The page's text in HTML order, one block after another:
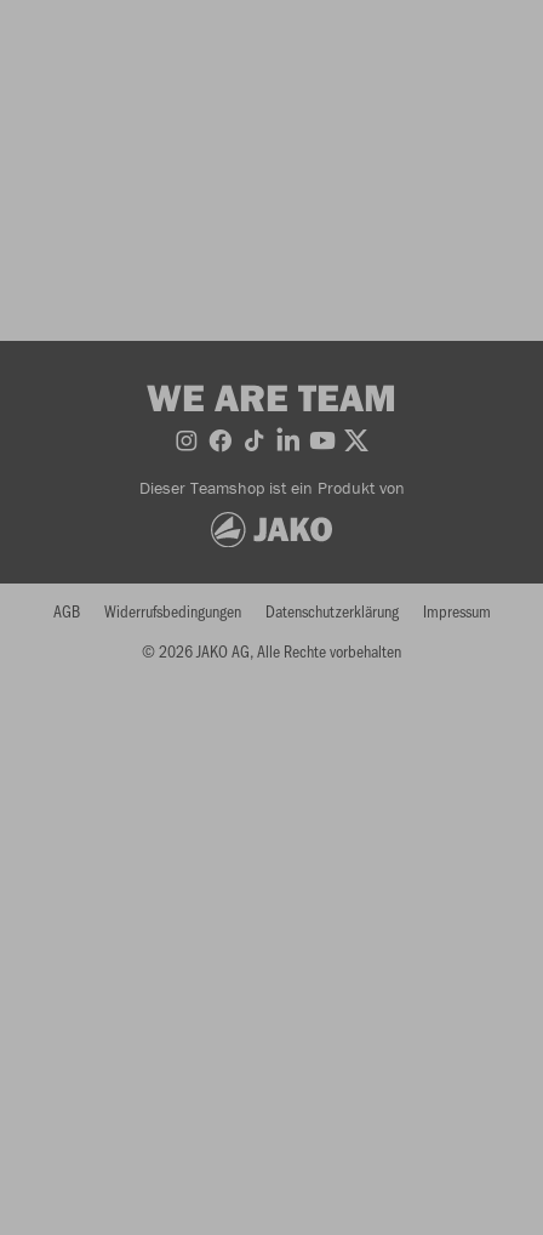
WE ARE TEAM
Dieser Teamshop ist ein Produkt von
© 2026 JAKO AG, Alle Rechte vorbehalten
AGB Widerrufsbedingungen Datenschutzerklärung Impressum